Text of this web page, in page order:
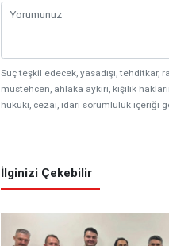
Suç teşkil edecek, yasadışı, tehditkar,
müstehcen, ahlaka aykırı, kişilik
hukuki, cezai, idari sorumluluk içeriği
İlginizi Çekebilir